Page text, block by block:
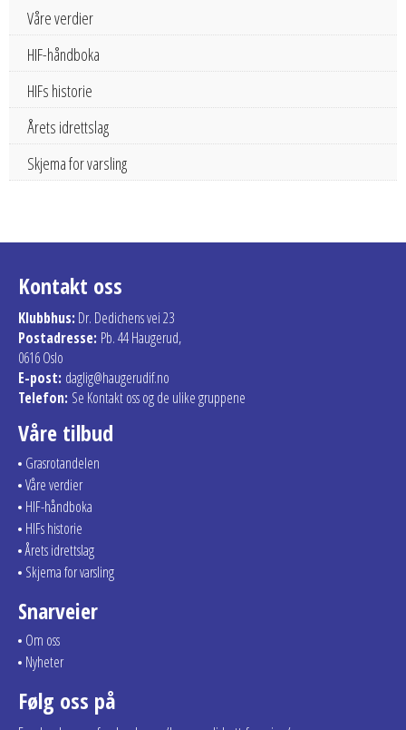
Våre verdier
HIF-håndboka
HIFs historie
Årets idrettslag
Skjema for varsling
Kontakt oss
Klubbhus: Dr. Dedichens vei 23
Postadresse: Pb. 44 Haugerud,
0616 Oslo
E-post: daglig@haugerudif.no
Telefon: Se Kontakt oss og de ulike gruppene
Våre tilbud
Grasrotandelen
Våre verdier
HIF-håndboka
HIFs historie
Årets idrettslag
Skjema for varsling
Snarveier
Om oss
Nyheter
Følg oss på